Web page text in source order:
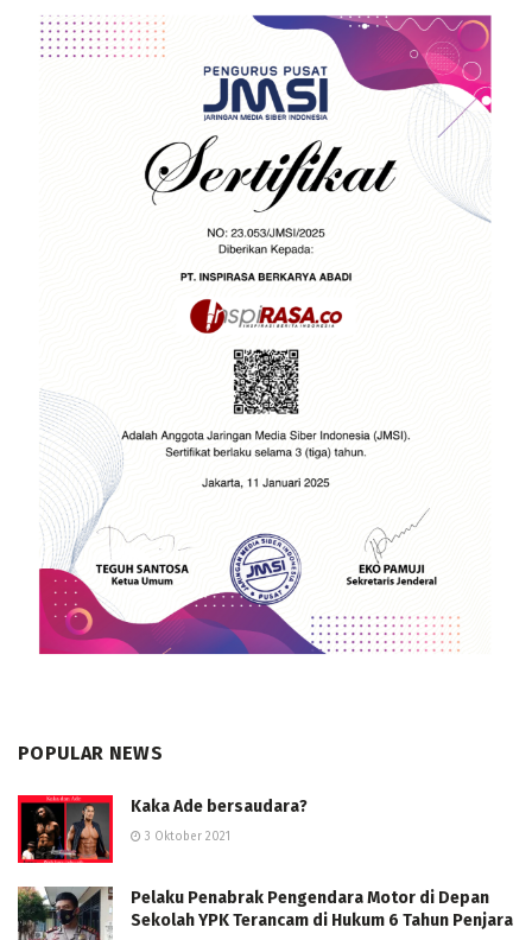
POPULAR NEWS
Kaka Ade bersaudara?
3 Oktober 2021
Pelaku Penabrak Pengendara Motor di Depan
Sekolah YPK Terancam di Hukum 6 Tahun Penjara